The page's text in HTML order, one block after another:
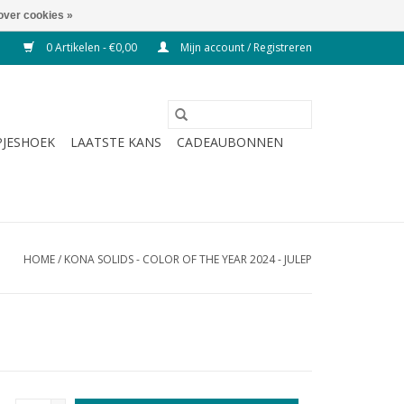
0 Artikelen - €0,00 Mijn account / Registreren
LAATSTE KANS
CADEAUBONNEN
HOME/ KONA SOLIDS - COLOR OF THE YEAR 2024 - JULEP
cookies »